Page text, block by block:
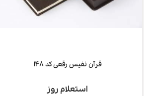
قرآن نفیس رقعی کد 148
استعلام روز